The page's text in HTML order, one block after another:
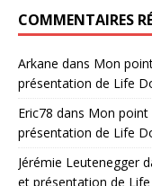
COMMENTAIRES
Arkane dans Mon
présentation de Life
Eric78 dans Mon point
présentation de Life
Jérémie Leutenegger
et présentation de